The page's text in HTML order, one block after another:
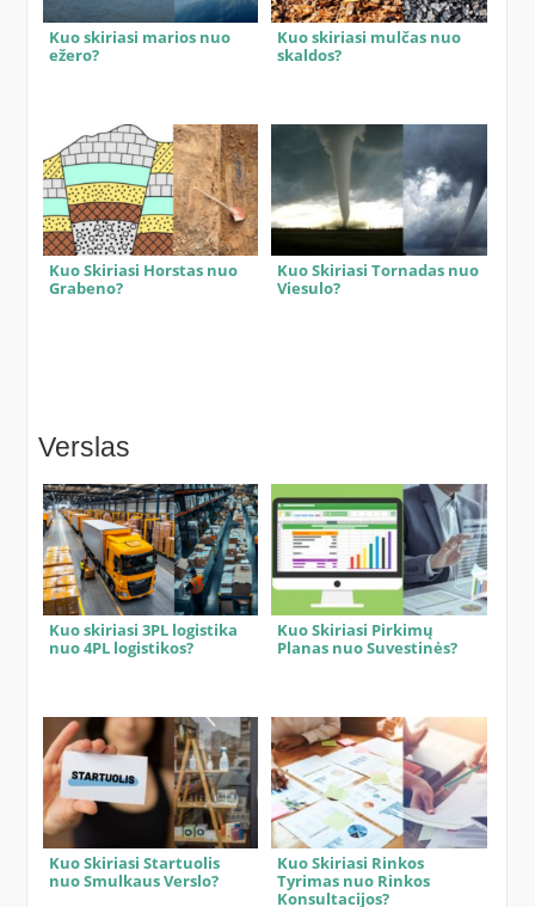
Kuo skiriasi marios nuo
ežero?
Kuo skiriasi mulčas nuo
skaldos?
Kuo Skiriasi Horstas nuo
Grabeno?
Kuo Skiriasi Tornadas nuo
Viesulo?
Verslas
Kuo skiriasi 3PL logistika
nuo 4PL logistikos?
Kuo Skiriasi Pirkimų
Planas nuo Suvestinės?
Kuo Skiriasi Startuolis
nuo Smulkaus Verslo?
Kuo Skiriasi Rinkos
Tyrimas nuo Rinkos
Konsultacijos?